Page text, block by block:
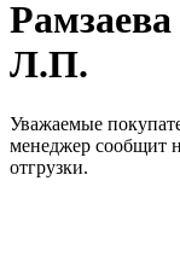
Л.П.
Уважаемые
менеджер сообщит
отгрузки.